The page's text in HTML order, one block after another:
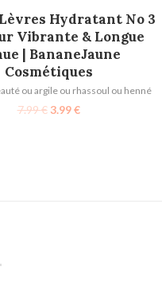
AJOUTER AU PANIERHydratant No 3
Vibrante & Longue
| BananeJaune
Cosmétiques
ou argile ou rhassoul ou henné
7.99€ 3.99€